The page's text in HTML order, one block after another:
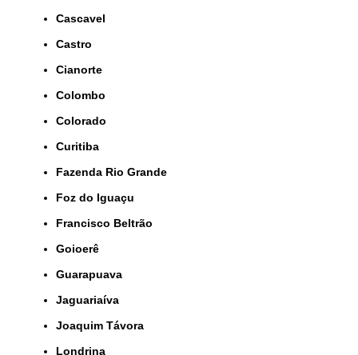
Cascavel
Castro
Cianorte
Colombo
Colorado
Curitiba
Fazenda Rio Grande
Foz do Iguaçu
Francisco Beltrão
Goioerê
Guarapuava
Jaguariaíva
Joaquim Távora
Londrina